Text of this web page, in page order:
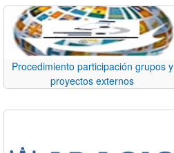
Procedimiento participación grupos y
proyectos externos